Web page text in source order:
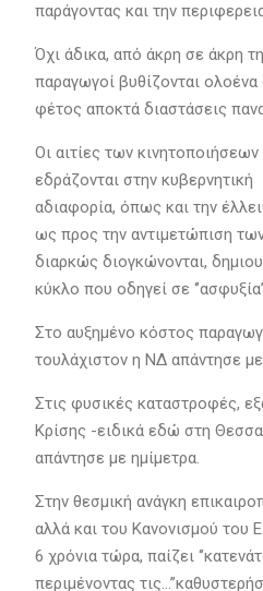
παράγοντας και την
Όχι άδικα, από άκρη σε άκρη
παραγωγοί βυθίζονται
φέτος αποκτά διαστάσεις
Οι αιτίες των
εδράζονται στην κυβερνητική
αδιαφορία, όπως και την
ως προς την αντιμετώπιση των
διαρκώς διογκώνονται,
κύκλο που οδηγεί σε
Στο αυξημένο κόστος
τουλάχιστον η ΝΔ απάντησε με
Στις φυσικές καταστροφές,
Κρίσης -ειδικά εδώ στη
απάντησε με ημίμετρα.
Στην θεσμική ανάγκη
αλλά και του Κανονισμού του
6 χρόνια τώρα, παίζει
περιμένοντας